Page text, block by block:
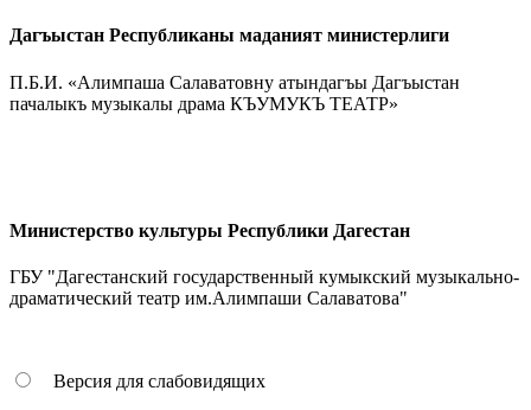
Дагъыстан Республиканы маданият министерлиги
П.Б.И. «Алимпаша Салаватовну атындагъы Дагъыстан
пачалыкъ музыкалы драма КЪУМУКЪ ТЕАТР»
Министерство культуры Республики Дагестан
ГБУ "Дагестанский государственный кумыкский музыкально-
драматический театр им.Алимпаши Салаватова"
Версия для слабовидящих